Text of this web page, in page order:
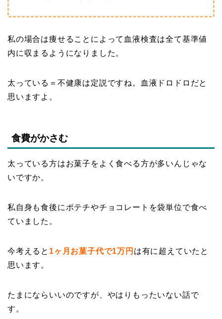
私の場合は痩せることによって血液検査は全て基準値
内に収まるようになりました。
太っている＝不健康は定説ですね。血液ドロドロだと
思いますよ。
食費がかさむ
太っている方はお菓子をよく食べる方が多いんじゃな
いですか。
私自身も食後にポテチやチョコレートを袋単位で食べ
ていました。
今考えると 1ヶ月お菓子代で1万円 は有に超えていたと
思います。
たまにならいいのですが、やはりもったいない話で
す。